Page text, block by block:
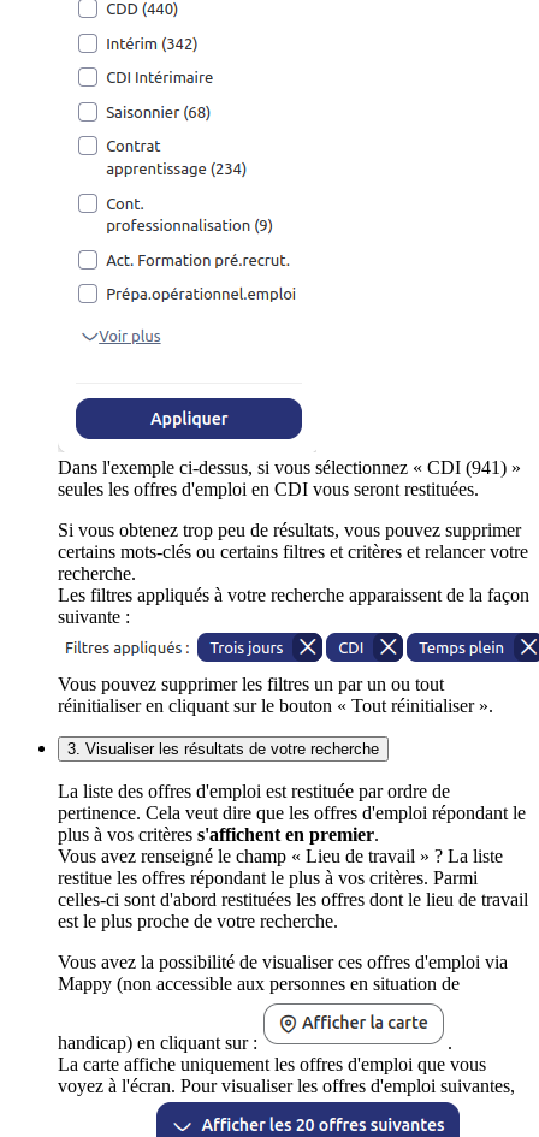
Dans l'exemple ci-dessus, si vous sélectionnez « CDI (941) »
seules les offres d'emploi en CDI vous seront restituées.
Si vous obtenez trop peu de résultats, vous pouvez supprimer
certains mots-clés ou certains filtres et critères et relancer votre
recherche.
Les filtres appliqués à votre recherche apparaissent de la façon
suivante :
Vous pouvez supprimer les filtres un par un ou tout
réinitialiser en cliquant sur le bouton « Tout réinitialiser ».
3. Visualiser les résultats de votre recherche
La liste des offres d'emploi est restituée par ordre de
pertinence. Cela veut dire que les offres d'emploi répondant le
plus à vos critères s'affichent en premier.
Vous avez renseigné le champ « Lieu de travail » ? La liste
restitue les offres répondant le plus à vos critères. Parmi
celles-ci sont d'abord restituées les offres dont le lieu de travail
est le plus proche de votre recherche.
Vous avez la possibilité de visualiser ces offres d'emploi via
Mappy (non accessible aux personnes en situation de
handicap) en cliquant sur :
.
La carte affiche uniquement les offres d'emploi que vous
voyez à l'écran. Pour visualiser les offres d'emploi suivantes,